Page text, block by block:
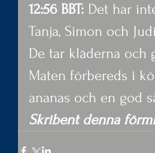
12:56 BBT: Det har
Tanja, Simon och
De tar kläderna och
Maten förbereds i
ananas och en god
Skribent denna